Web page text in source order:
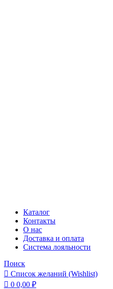
Каталог
Контакты
О нас
Доставка и оплата
Система лояльности
Поиск
Список желаний (Wishlist)
0 0,00 ₽